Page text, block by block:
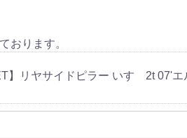
おります。
】リヤサイドピラー いすゞ2t 07'